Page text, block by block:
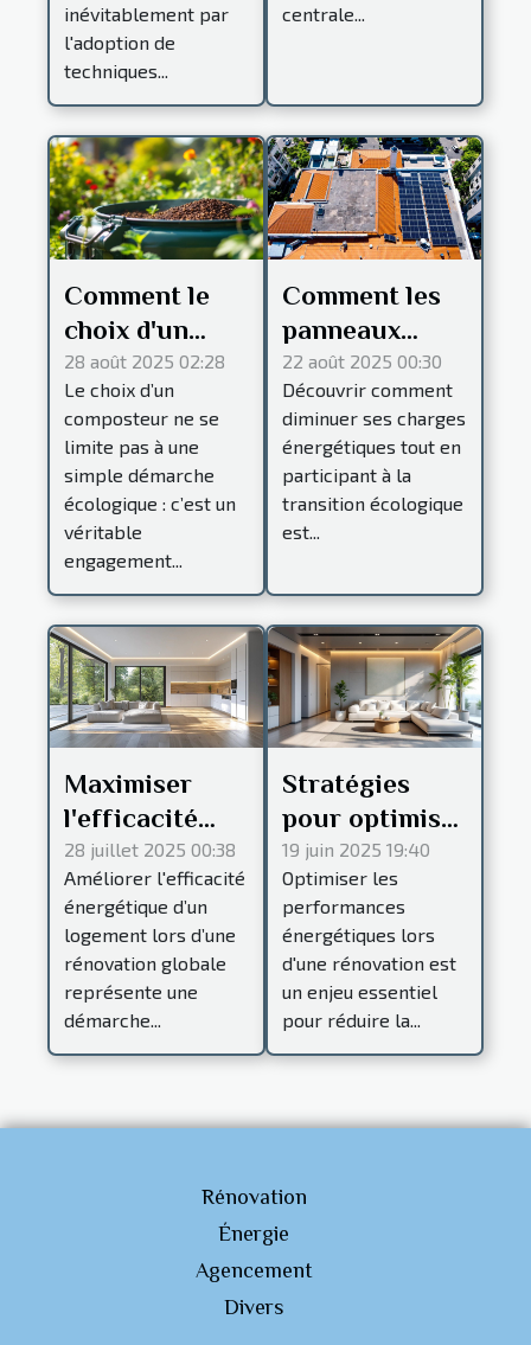
inévitablement par
l'adoption de
techniques...
centrale...
Comment le
choix d'un
composteur
influence
l'écosystème
local ?
28 août 2025 02:28
Le choix d’un
composteur ne se
limite pas à une
simple démarche
écologique : c’est un
véritable
engagement...
Comment les
panneaux
solaires
peuvent
réduire vos
factures
d'électricité?
22 août 2025 00:30
Découvrir comment
diminuer ses charges
énergétiques tout en
participant à la
transition écologique
est...
Maximiser
l'efficacité
énergétique
lors d'une
rénovation
globale
28 juillet 2025 00:38
Améliorer l'efficacité
énergétique d’un
logement lors d’une
rénovation globale
représente une
démarche...
Stratégies
pour optimiser
les
performances
énergétiques
lors d'une
rénovation
19 juin 2025 19:40
Optimiser les
performances
énergétiques lors
d'une rénovation est
un enjeu essentiel
pour réduire la...
Rénovation
Énergie
Agencement
Divers